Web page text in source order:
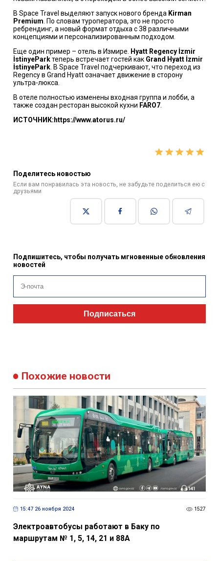
В Space Travel выделяют запуск нового бренда Kirman
Premium . По словам туроператора, это не просто
ребрендинг, а новый формат отдыха с 38 различными
концепциями и персонализированным подходом.
Еще один пример – отель в Измире.
Hyatt Regency İzmir
İstinyeParkтеперь встречает гостей как Grand Hyatt İzmir
İstinyePark. В Space Travel подчеркивают, что переход из
Regency в Grand Hyatt означает движение в сторону
ультра-люкса.
В отеле полностью изменены входная группа и лобби, а
также создан ресторан высокой кухни FARO7.
ИСТОЧНИК:https://www.atorus.ru/
Поделитесь новостью
Если вам понравилась эта новость, не забудьте поделиться ею с
друзьями
Подпишитесь, чтобы получать мгновенные обновления
новостей
Подписаться
Похожие новости
15:47 26 ноября 2024 1527
Электроавтобусы работают в Баку по
маршрутам № 1, 5, 14, 21 и 88А